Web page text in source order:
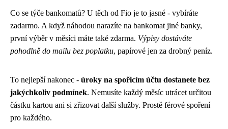
Co se týče bankomatů? U těch od Fio je to jasné - vybíráte
zadarmo. A když náhodou narazíte na bankomat jiné banky,
první výběr v měsíci máte také zdarma. Výpisy dostáváte
pohodlně do mailu bez poplatku, papírové jen za drobný peníz.
To nejlepší nakonec - úroky na spořicím účtu dostanete bez
jakýchkoliv podmínek. Nemusíte každý měsíc utrácet určitou
částku kartou ani si zřizovat další služby. Prostě férové spoření
pro každého.